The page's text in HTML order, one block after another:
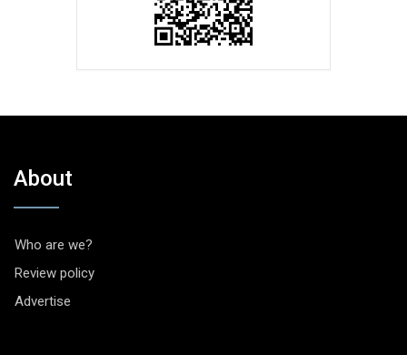
About
Who are we?
Review policy
Advertise